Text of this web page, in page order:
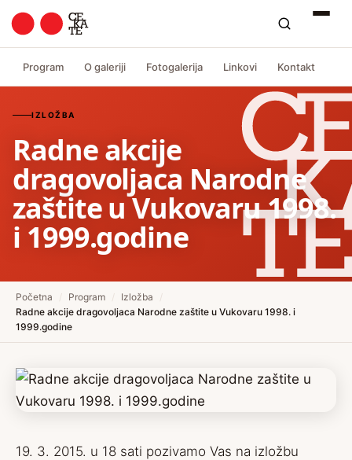
Program O galeriji Fotogalerija Linkovi Kontakt
IZLOŽBA
Radne akcije
dragovoljaca Narodne
zaštite u Vukovaru 1998.
i 1999.godine
Početna Program Izložba
Radne akcije dragovoljaca Narodne zaštite u Vukovaru 1998. i
1999.godine
19. 3. 2015. u 18 sati pozivamo Vas na izložbu